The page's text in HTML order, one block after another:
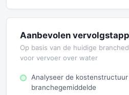
Aanbevolen
Op basis van de huidige
voor vervoer over water
Analyseer de
branchegemiddelde